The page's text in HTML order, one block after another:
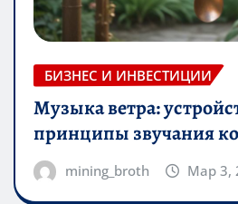
БИЗНЕС И ИНВЕСТИЦИИ
Музыка ветра:
принципы звучания
mining_broth Мар 3,